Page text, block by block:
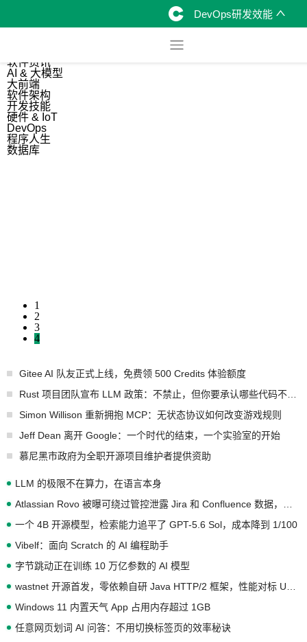
DevOps研发效能
软件资讯
AI & 大模型
大前端
软件架构
开发技能
硬件 & IoT
DevOps
程序人生
数据库
1
2
3
4
Gitee AI 队友正式上线，免费领 500 Credits 体验额度
Simon Willison 重新拥抱 MCP：无状态协议如何改变游戏规则
Jeff Dean 离开 Google：一个时代的结束，一个实验室的开始
慕尼黑市政府为全职开源项目维护者提供资助
LLM 的极限不在算力，在语言本身
一个 4B 开源模型，检索能力追平了 GPT-5.6 Sol，成本降到 1/100
Vibelf：面向 Scratch 的 AI 编程助手
字节跳动正在训练 10 万亿参数的 AI 模型
Windows 11 内置天气 App 占用内存超过 1GB
任意网页划词 AI 问答：不用切换标签页的效率秘诀